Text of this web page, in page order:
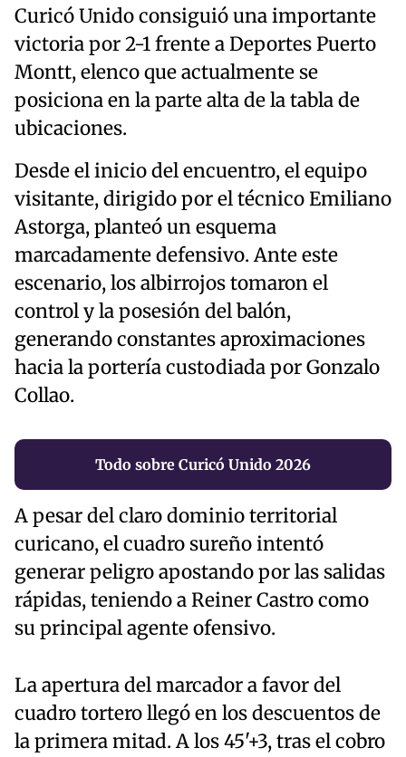
Curicó Unido consiguió una importante
victoria por 2-1 frente a Deportes Puerto
Montt, elenco que actualmente se
posiciona en la parte alta de la tabla de
ubicaciones.
Desde el inicio del encuentro, el equipo
visitante, dirigido por el técnico Emiliano
Astorga, planteó un esquema
marcadamente defensivo. Ante este
escenario, los albirrojos tomaron el
control y la posesión del balón,
generando constantes aproximaciones
hacia la portería custodiada por Gonzalo
Collao.
Todo sobre Curicó Unido 2026
A pesar del claro dominio territorial
curicano, el cuadro sureño intentó
generar peligro apostando por las salidas
rápidas, teniendo a Reiner Castro como
su principal agente ofensivo.
La apertura del marcador a favor del
cuadro tortero llegó en los descuentos de
la primera mitad. A los 45'+3, tras el cobro